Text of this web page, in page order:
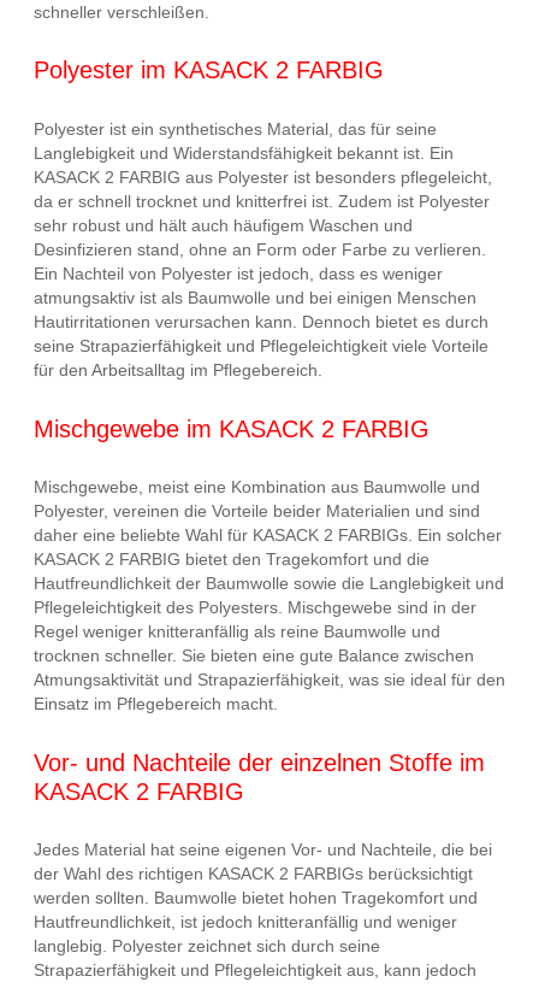
schneller verschleißen.
Polyester im KASACK 2 FARBIG
Polyester ist ein synthetisches Material, das für seine
Langlebigkeit und Widerstandsfähigkeit bekannt ist. Ein
KASACK 2 FARBIG aus Polyester ist besonders pflegeleicht,
da er schnell trocknet und knitterfrei ist. Zudem ist Polyester
sehr robust und hält auch häufigem Waschen und
Desinfizieren stand, ohne an Form oder Farbe zu verlieren.
Ein Nachteil von Polyester ist jedoch, dass es weniger
atmungsaktiv ist als Baumwolle und bei einigen Menschen
Hautirritationen verursachen kann. Dennoch bietet es durch
seine Strapazierfähigkeit und Pflegeleichtigkeit viele Vorteile
für den Arbeitsalltag im Pflegebereich.
Mischgewebe im KASACK 2 FARBIG
Mischgewebe, meist eine Kombination aus Baumwolle und
Polyester, vereinen die Vorteile beider Materialien und sind
daher eine beliebte Wahl für KASACK 2 FARBIGs. Ein solcher
KASACK 2 FARBIG bietet den Tragekomfort und die
Hautfreundlichkeit der Baumwolle sowie die Langlebigkeit und
Pflegeleichtigkeit des Polyesters. Mischgewebe sind in der
Regel weniger knitteranfällig als reine Baumwolle und
trocknen schneller. Sie bieten eine gute Balance zwischen
Atmungsaktivität und Strapazierfähigkeit, was sie ideal für den
Einsatz im Pflegebereich macht.
Vor- und Nachteile der einzelnen Stoffe im
KASACK 2 FARBIG
Jedes Material hat seine eigenen Vor- und Nachteile, die bei
der Wahl des richtigen KASACK 2 FARBIGs berücksichtigt
werden sollten. Baumwolle bietet hohen Tragekomfort und
Hautfreundlichkeit, ist jedoch knitteranfällig und weniger
langlebig. Polyester zeichnet sich durch seine
Strapazierfähigkeit und Pflegeleichtigkeit aus, kann jedoch